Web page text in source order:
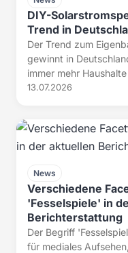
DIY-
Trend in
Der Trend zum
gewinnt in
immer mehr
13.07.2026
News
Verschiedene
'Fesselspiele' in
Berichterstattung
Der Begriff
für mediales